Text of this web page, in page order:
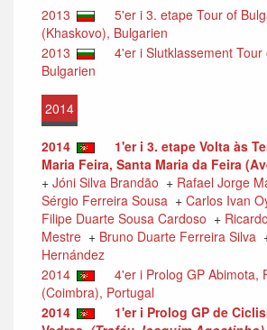
2013
5'er i 3. etape Tour of
(Khaskovo), Bulgarien
2013
4'er i Slutklassement Tour
Bulgarien
2014
2014
1'er i 3. etape Volta às
Maria Feira, Santa Maria da Feira
+ Jóni Silva Brandão + Rafael Jorge
Sérgio Ferreira Sousa + Carlos Ivan
Filipe Duarte Sousa Cardoso +
Mestre + Bruno Duarte Ferreira Silva
Hernández
2014
4'er i Prolog GP Abimota,
(Coimbra), Portugal
2014
1'er i Prolog GP de